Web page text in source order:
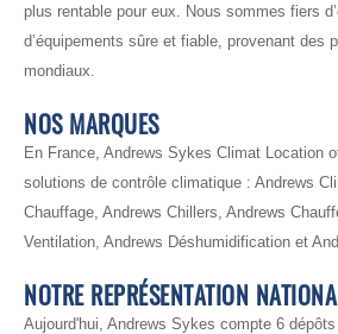
plus rentable pour eux. Nous sommes fiers
d’équipements sûre et fiable, provenant des
mondiaux.
NOS MARQUES
En France, Andrews Sykes Climat Location
solutions de contrôle climatique : Andrews
Chauffage, Andrews Chillers, Andrews
Ventilation, Andrews Déshumidification et
NOTRE REPRÉSENTATION
Aujourd'hui, Andrews Sykes compte 6